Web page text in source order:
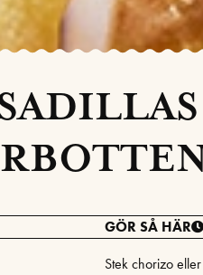
GÖR SÅ HÄR
Stek chorizo